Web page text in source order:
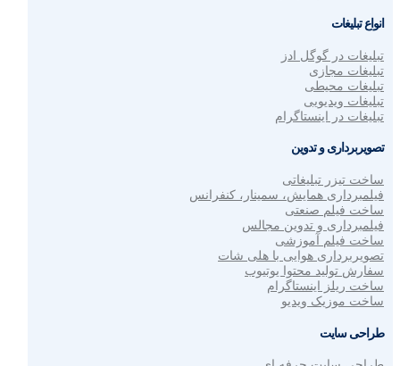
انواع تبلیغات
تبلیغات در گوگل ادز
تبلیغات مجازی
تبلیغات محیطی
تبلیغات ویدیویی
تبلیغات در اینستاگرام
تصویربرداری و تدوین
ساخت تیزر تبلیغاتی
فیلمبرداری همایش، سمینار، کنفرانس
ساخت فیلم صنعتی
فیلمبرداری و تدوین مجالس
ساخت فیلم آموزشی
تصویربرداری هوایی با هلی شات
سفارش تولید محتوا یوتیوب
ساخت ریلز اینستاگرام
ساخت موزیک ویدیو
طراحی سایت